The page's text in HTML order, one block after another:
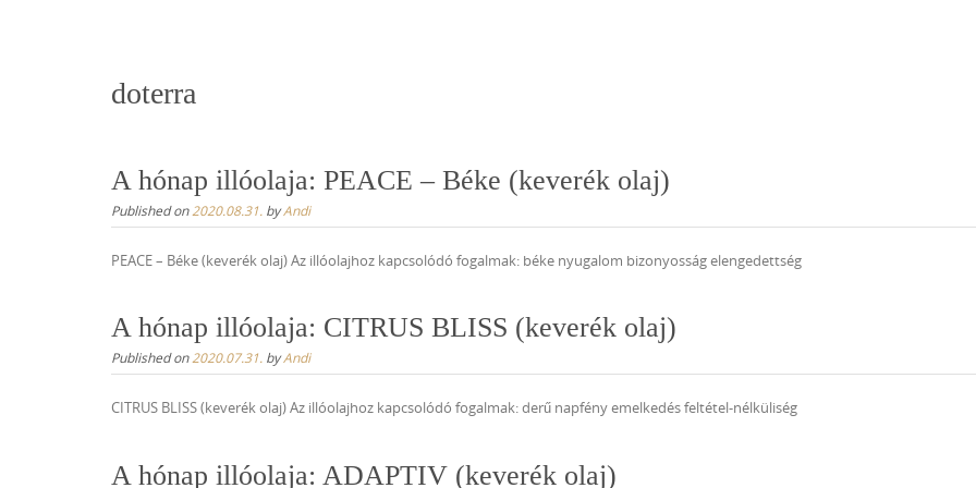
doterra
A hónap illóolaja: PEACE – Béke (keverék olaj)
Published on2020.08.31. byAndi
PEACE – Béke (keverék olaj) Az illóolajhoz kapcsolódó fogalmak: béke nyugalom bizonyosság elengedettség
A hónap illóolaja: CITRUS BLISS (keverék olaj)
Published on2020.07.31. byAndi
CITRUS BLISS (keverék olaj) Az illóolajhoz kapcsolódó fogalmak: derű napfény emelkedés feltétel-nélküliség
A hónap illóolaja: ADAPTIV (keverék olaj)